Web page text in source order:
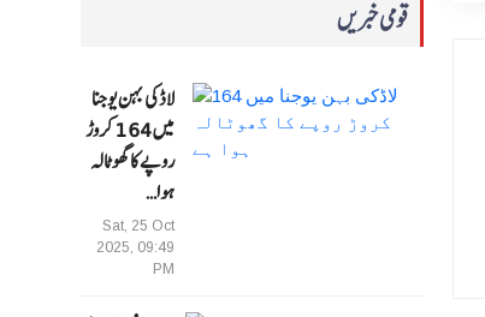
قومی خبریں
لاڈکی بہن یوجنا
میں 164 کروڑ
روپے کا گھوٹالہ
ہوا…
Sat, 25 Oct
2025, 09:49
PM